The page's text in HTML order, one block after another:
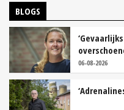
BLOGS
06-08-2026